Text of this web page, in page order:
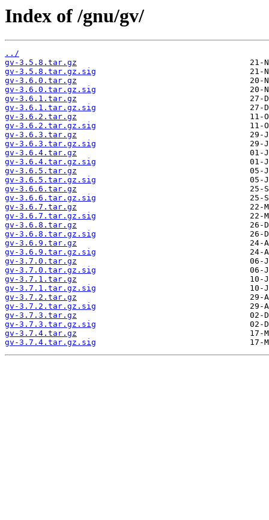
Index of /gnu/gv/
../
gv-3.5.8.tar.gz
gv-3.5.8.tar.gz.sig
gv-3.6.0.tar.gz
gv-3.6.0.tar.gz.sig
gv-3.6.1.tar.gz
gv-3.6.1.tar.gz.sig
gv-3.6.2.tar.gz
gv-3.6.2.tar.gz.sig
gv-3.6.3.tar.gz
gv-3.6.3.tar.gz.sig
gv-3.6.4.tar.gz
gv-3.6.4.tar.gz.sig
gv-3.6.5.tar.gz
gv-3.6.5.tar.gz.sig
gv-3.6.6.tar.gz
gv-3.6.6.tar.gz.sig
gv-3.6.7.tar.gz
gv-3.6.7.tar.gz.sig
gv-3.6.8.tar.gz
gv-3.6.8.tar.gz.sig
gv-3.6.9.tar.gz
gv-3.6.9.tar.gz.sig
gv-3.7.0.tar.gz
gv-3.7.0.tar.gz.sig
gv-3.7.1.tar.gz
gv-3.7.1.tar.gz.sig
gv-3.7.2.tar.gz
gv-3.7.2.tar.gz.sig
gv-3.7.3.tar.gz
gv-3.7.3.tar.gz.sig
gv-3.7.4.tar.gz
gv-3.7.4.tar.gz.sig